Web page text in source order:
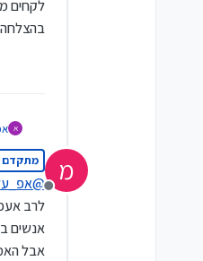
לקחים
א
מ
מנותק
מתקדם
@
לרב
אנשים
אבל